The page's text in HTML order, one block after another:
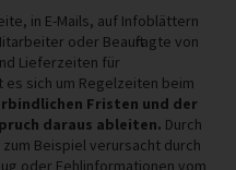
in E-Mails, auf Infoblättern
oder Beauftragte von
Lieferzeiten für
es sich um Regelzeiten beim
Fristen und der
daraus ableiten. Durch
Beispiel verursacht durch
oder Fehlinformationen vom